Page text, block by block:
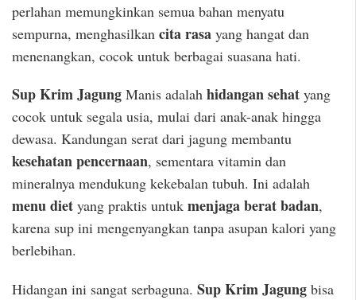
perlahan memungkinkan semua bahan menyatu
sempurna, menghasilkan cita rasa yang hangat dan
menenangkan, cocok untuk berbagai suasana hati.
Sup Krim Jagung Manis adalah hidangan sehat yang
cocok untuk segala usia, mulai dari anak-anak hingga
dewasa. Kandungan serat dari jagung membantu
kesehatan pencernaan, sementara vitamin dan
mineralnya mendukung kekebalan tubuh. Ini adalah
menu diet yang praktis untuk menjaga berat badan,
karena sup ini mengenyangkan tanpa asupan kalori yang
berlebihan.
Hidangan ini sangat serbaguna. Sup Krim Jagung bisa